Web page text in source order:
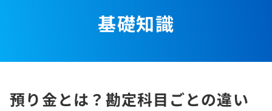
基礎知識
預り金とは？勘定科目ごとの違い